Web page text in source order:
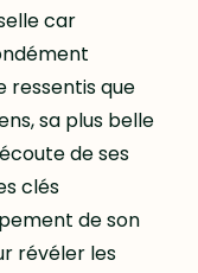
car
ressentis que
sa plus belle
de ses
clés
de son
révéler les